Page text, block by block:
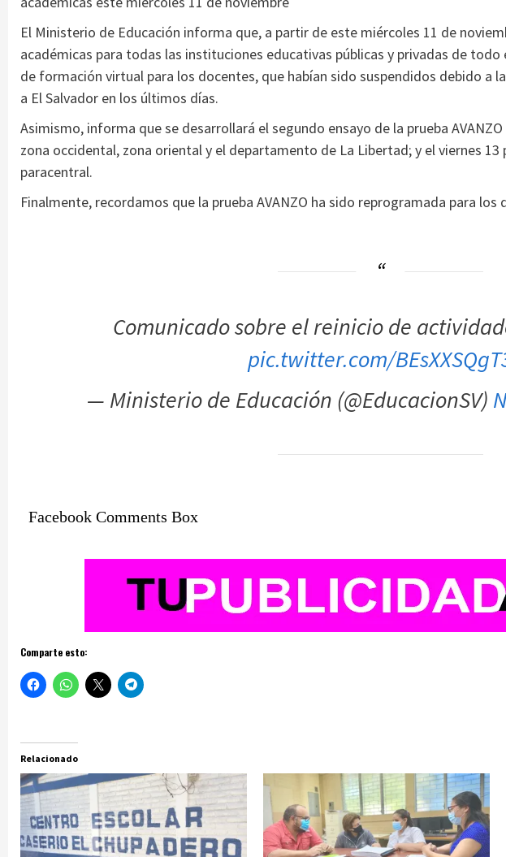
El Ministerio de Educación informa que, a partir de este miércoles 11 de
académicas para todas las instituciones educativas públicas y privadas de
de formación virtual para los docentes, que habían sido suspendidos debido a
a El Salvador en los últimos días.
Asimismo, informa que se desarrollará el segundo ensayo de la prueba
zona occidental, zona oriental y el departamento de La Libertad; y el viernes 13
paracentral.
Finalmente, recordamos que la prueba AVANZO ha sido reprogramada para los
Comunicado sobre el reinicio de
pic.twitter.com/
— Ministerio de Educación (@EducacionSV)
Facebook Comments Box
Comparte esto:
Relacionado